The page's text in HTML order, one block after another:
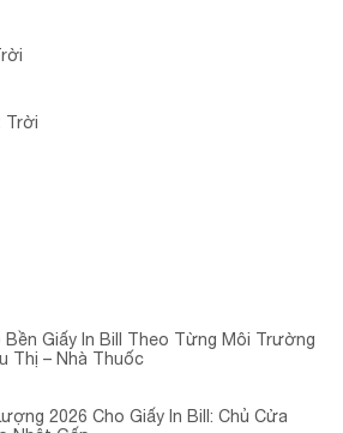
Trời
Bền Giấy In Bill Theo Từng Môi Trường
Thị – Nhà Thuốc
2026 Cho Giấy In Bill: Chủ Cửa